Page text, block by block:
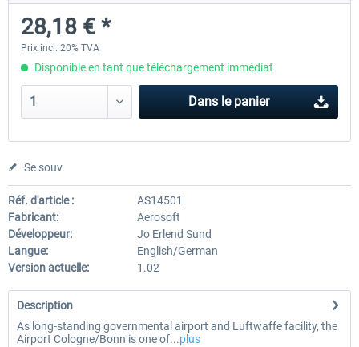
30,20 € *
28,18 € *
Prix incl. 20% TVA
Disponible en tant que téléchargement immédiat
Dans le panier
Se souv.
Réf. d'article :
AS14501
Fabricant:
Aerosoft
Développeur:
Jo Erlend Sund
Langue:
English/German
Version actuelle:
1.02
Description
As long-standing governmental airport and Luftwaffe facility, the
Airport Cologne/Bonn is one of...plus